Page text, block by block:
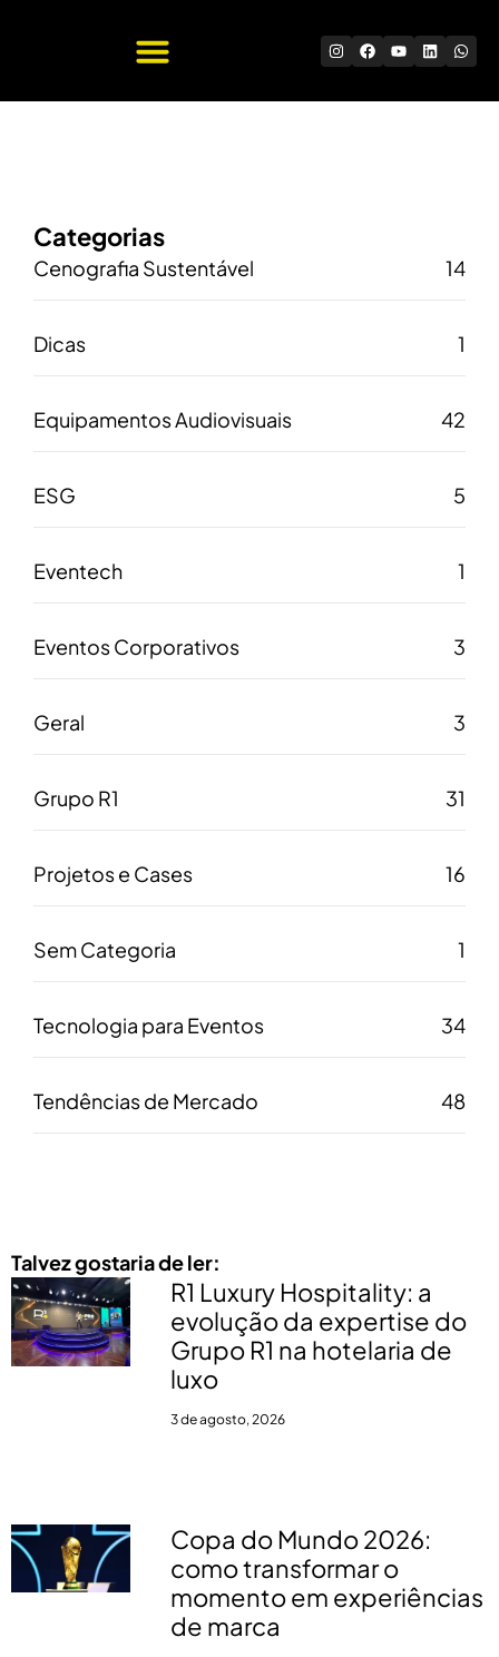
Categorias
Cenografia Sustentável 14
Dicas 1
Equipamentos Audiovisuais 42
ESG 5
Eventech 1
Eventos Corporativos 3
Geral 3
Grupo R1 31
Projetos e Cases 16
Sem Categoria 1
Tecnologia para Eventos 34
Tendências de Mercado 48
Talvez gostaria de ler:
R1 Luxury Hospitality: a
evolução da expertise do
Grupo R1 na hotelaria de
luxo
3 de agosto, 2026
Copa do Mundo 2026:
como transformar o
momento em experiências
de marca